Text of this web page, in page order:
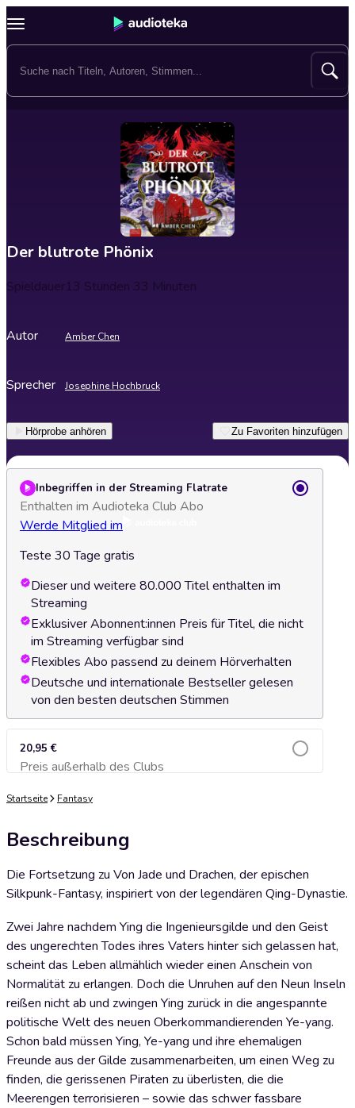
Der blutrote Phönix
Spieldauer13 Stunden 33 Minuten
Autor Amber Chen
Sprecher Josephine Hochbruck
Hörprobe anhören Zu Favoriten hinzufügen
Inbegriffen in der Streaming Flatrate
Enthalten im Audioteka Club Abo
Werde Mitglied im
Teste 30 Tage gratis
Dieser und weitere 80.000 Titel enthalten im
Streaming
Exklusiver Abonnent:innen Preis für Titel, die nicht
im Streaming verfügbar sind
Flexibles Abo passend zu deinem Hörverhalten
Deutsche und internationale Bestseller gelesen
von den besten deutschen Stimmen
20,95 €
Preis außerhalb des ClubsZum Warenkorb hinzufügen
Startseite Fantasy
Beschreibung
Die Fortsetzung zu Von Jade und Drachen, der epischen
Silkpunk-Fantasy, inspiriert von der legendären Qing-Dynastie.
Zwei Jahre nachdem Ying die Ingenieursgilde und den Geist
des ungerechten Todes ihres Vaters hinter sich gelassen hat,
scheint das Leben allmählich wieder einen Anschein von
Normalität zu erlangen. Doch die Unruhen auf den Neun Inseln
reißen nicht ab und zwingen Ying zurück in die angespannte
politische Welt des neuen Oberkommandierenden Ye-yang.
Schon bald müssen Ying, Ye-yang und ihre ehemaligen
Freunde aus der Gilde zusammenarbeiten, um einen Weg zu
finden, die gerissenen Piraten zu überlisten, die die
Meerengen terrorisieren – sowie das schwer fassbare